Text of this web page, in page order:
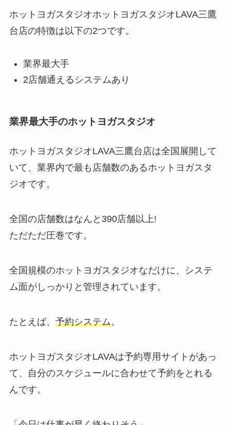
ホットヨガスタジオホットヨガスタジオLAVA三鷹
台店の特徴は以下の2つです。
業界最大手
2店舗通えるシステムあり
業界最大手のホットヨガスタジオ
ホットヨガスタジオLAVA三鷹台店は全国展開して
いて、業界内で最も店舗数のあるホットヨガスタ
ジオです。
全国の店舗数はなんと 390店舗以上!
ただただ圧巻です。
全国規模のホットヨガスタジオなだけに、システ
ム面がしっかりと管理されています。
たとえば、 予約システム。
ホットヨガスタジオLAVAは予約専用サイトがあっ
て、自分のスケジュールに合わせて予約をとれる
んです。